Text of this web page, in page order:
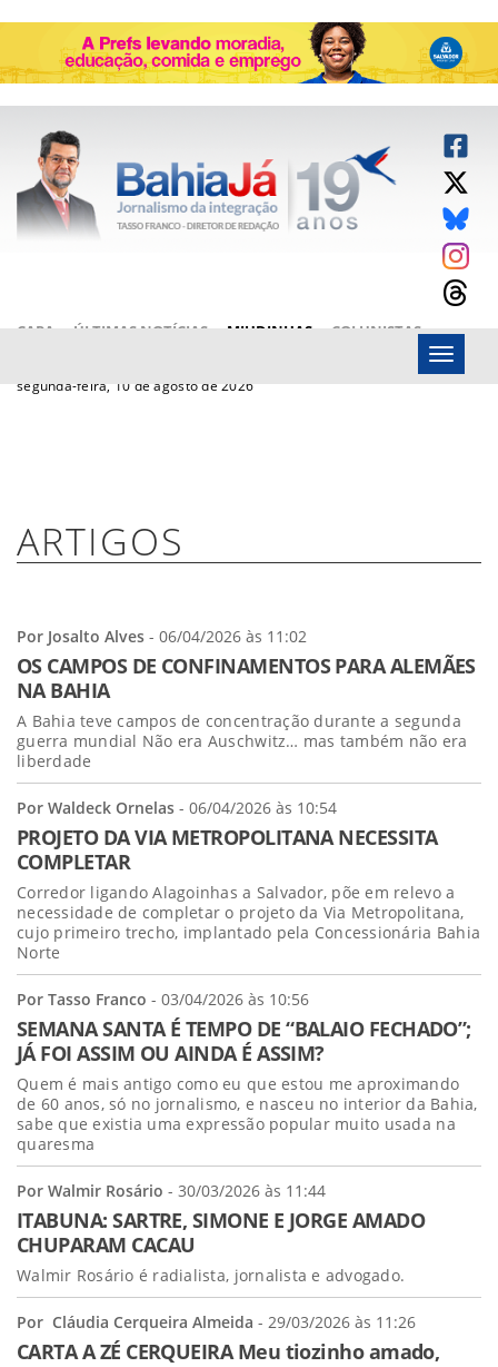
CAPA ÚLTIMAS NOTÍCIAS MIUDINHAS
COLUNISTAS
segunda-feira, 10 de agosto de 2026
Menu
ARTIGOS
Por Josalto Alves - 06/04/2026 às 11:02
OS CAMPOS DE CONFINAMENTOS PARA ALEMÃES
NA BAHIA
A Bahia teve campos de concentração durante a segunda
guerra mundial Não era Auschwitz… mas também não era
liberdade
Por Waldeck Ornelas - 06/04/2026 às 10:54
PROJETO DA VIA METROPOLITANA NECESSITA
COMPLETAR
Corredor ligando Alagoinhas a Salvador, põe em relevo a
necessidade de completar o projeto da Via Metropolitana,
cujo primeiro trecho, implantado pela Concessionária Bahia
Norte
Por Tasso Franco - 03/04/2026 às 10:56
SEMANA SANTA É TEMPO DE “BALAIO FECHADO”;
JÁ FOI ASSIM OU AINDA É ASSIM?
Quem é mais antigo como eu que estou me aproximando
de 60 anos, só no jornalismo, e nasceu no interior da Bahia,
sabe que existia uma expressão popular muito usada na
quaresma
Por Walmir Rosário - 30/03/2026 às 11:44
ITABUNA: SARTRE, SIMONE E JORGE AMADO
CHUPARAM CACAU
Walmir Rosário é radialista, jornalista e advogado.
Por Cláudia Cerqueira Almeida - 29/03/2026 às 11:26
CARTA A ZÉ CERQUEIRA Meu tiozinho amado,